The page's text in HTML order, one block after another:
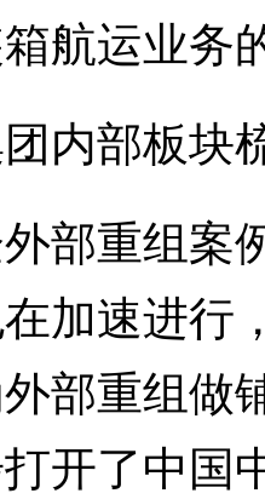
航运业务
部板块
重组案
加速进行
部重组做
开了中国